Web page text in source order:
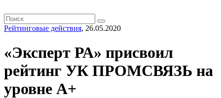
Рейтинговые действия, 26.05.2020
«Эксперт РА» присвоил
рейтинг УК ПРОМСВЯЗЬ на
уровне А+